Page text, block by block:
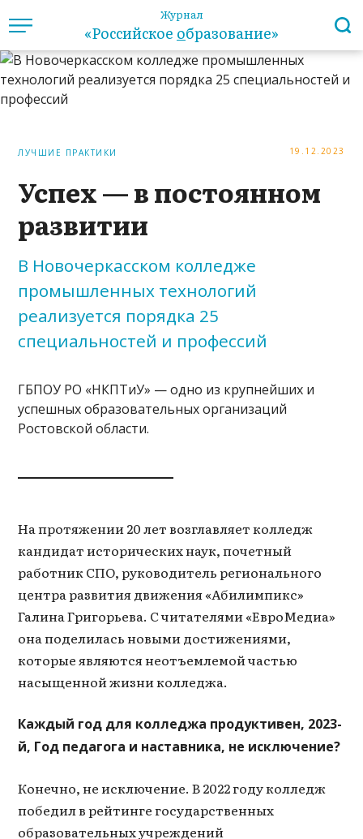
Журнал
«Российское образование»
ЛУЧШИЕ ПРАКТИКИ 19.12.2023
Успех — в постоянном
развитии
В Новочеркасском колледже
промышленных технологий
реализуется порядка 25
специальностей и профессий
ГБПОУ РО «НКПТиУ» — одно из крупнейших и
успешных образовательных организаций
Ростовской области.
На протяжении 20 лет возглавляет колледж
кандидат исторических наук, почетный
работник СПО, руководитель регионального
центра развития движения «Абилимпикс»
Галина Григорьева. С читателями «ЕвроМедиа»
она поделилась новыми достижениями,
которые являются неотъемлемой частью
насыщенной жизни колледжа.
Каждый год для колледжа продуктивен, 2023-
й, Год педагога и наставника, не исключение?
Конечно, не исключение. В 2022 году колледж
победил в рейтинге государственных
образовательных учреждений